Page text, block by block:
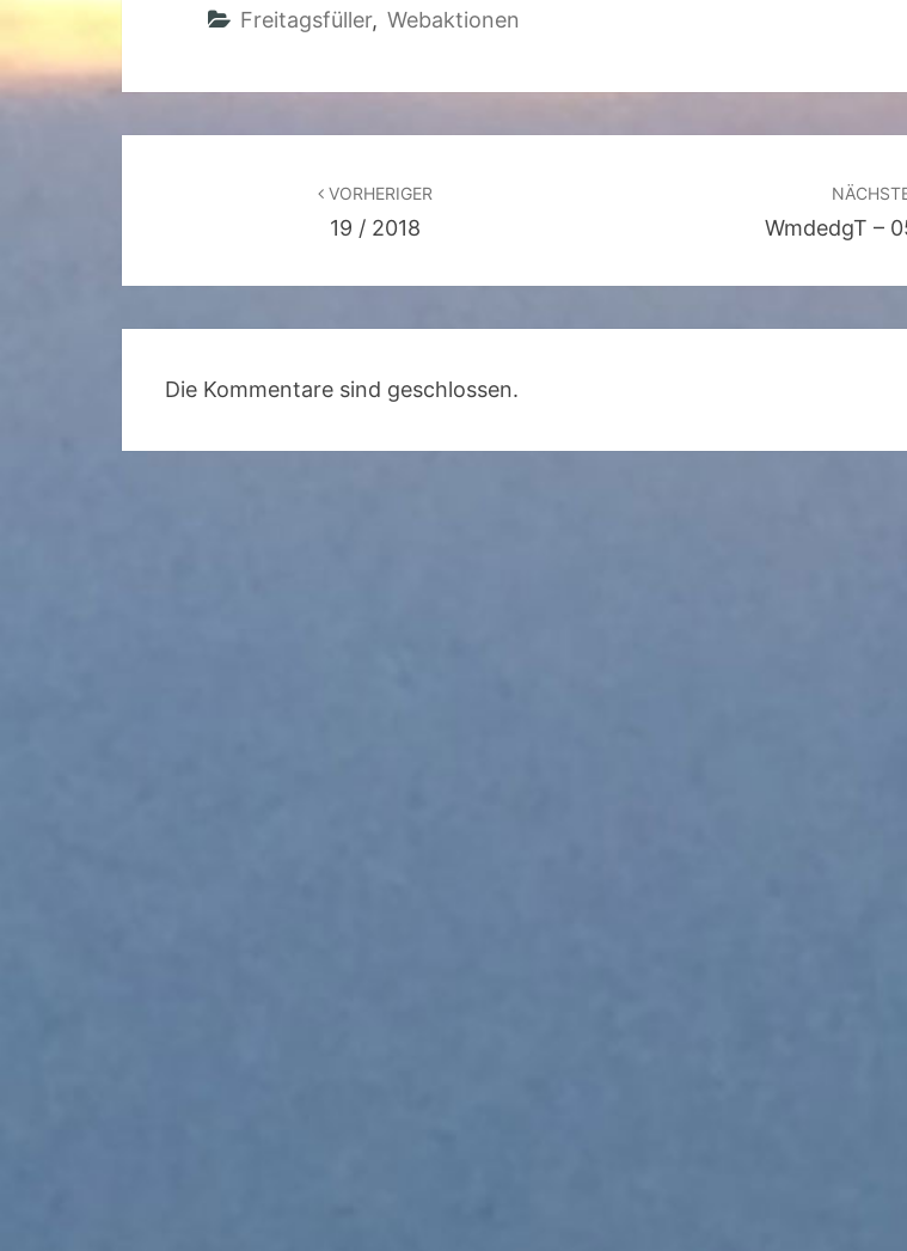
Freitagsfüller, Webaktionen
Beitragsnavigation
VORHERIGER
19 / 2018 WmdedgT –
Die Kommentare sind geschlossen.